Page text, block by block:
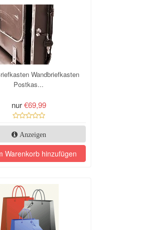
Wandbriefkasten
Postkas...
nur €69,99
Anzeigen
Warenkorb hinzufügen